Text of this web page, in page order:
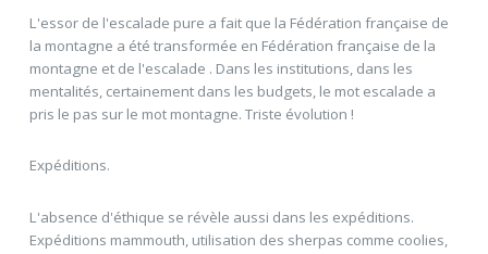
L'essor de l'escalade pure a fait que la Fédération française de
la montagne a été transformée en Fédération française de la
montagne et de l'escalade . Dans les institutions, dans les
mentalités, certainement dans les budgets, le mot escalade a
pris le pas sur le mot montagne. Triste évolution !
Expéditions.
L'absence d'éthique se révèle aussi dans les expéditions.
Expéditions mammouth, utilisation des sherpas comme coolies,